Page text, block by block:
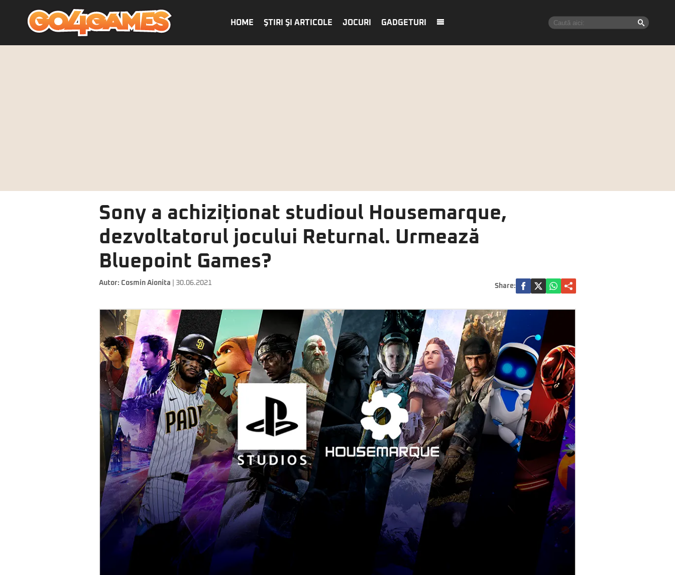
HOME ŞTIRI ŞI ARTICOLE JOCURI GADGETURI
Sony a achiziționat studioul Housemarque,
dezvoltatorul jocului Returnal. Urmează
Bluepoint Games?
Autor: Cosmin Aionita | 30.06.2021 Share: